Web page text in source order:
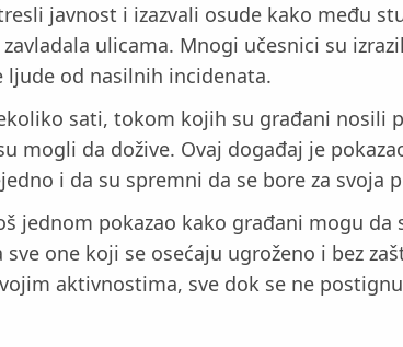
javnost i izazvali osude kako među
ulicama. Mnogi učesnici su
od nasilnih incidenata.
sati, tokom kojih su građani nosili
mogli da dožive. Ovaj događaj je
i da su spremni da se bore za svoja
jednom pokazao kako građani mogu da
sve one koji se osećaju ugroženo i bez
aktivnostima, sve dok se ne